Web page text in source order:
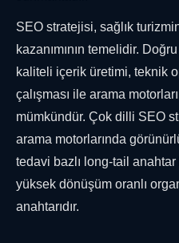
SEO stratejisi, sağlık
kazanımının temelidir.
kaliteli içerik üretimi, teknik
çalışması ile arama
mümkündür. Çok dilli SEO
arama motorlarında
tedavi bazlı long-tail
yüksek dönüşüm oranlı
anahtarıdır.